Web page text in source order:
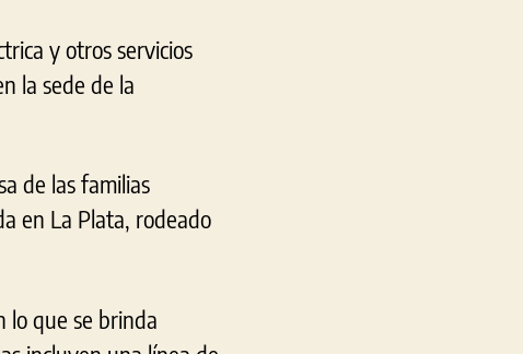
y otros servicios
la sede de la
de las familias
en La Plata, rodeado
lo que se brinda